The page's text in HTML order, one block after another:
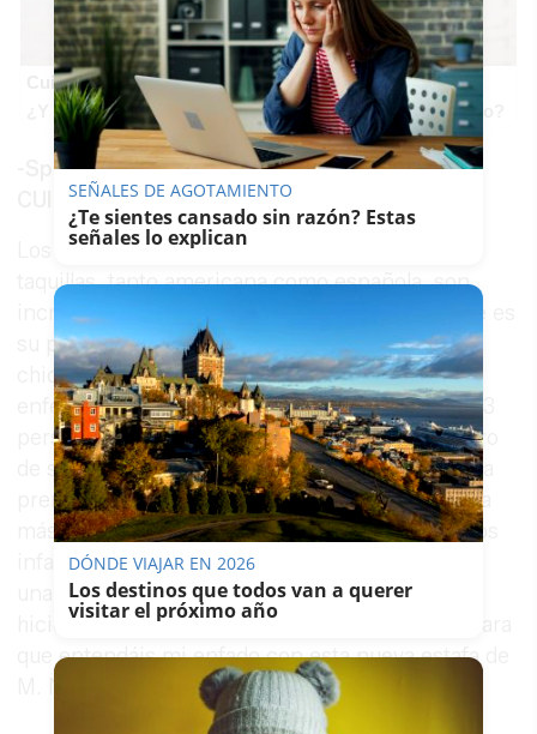
Cuidado con este hábito
¿Y si el problema no fuera el estrés, sino un hábito diario?
-Spoilers con trastornos mentales en la sala.
CUIDADO-
Los números que está haciendo
taquillas, tanto americana como española, son
increíbles y más aún si miramos lo discreto que es
su presupuesto. La historia se centra en tres
chicas que son secuestradas por Kevin, un
enfermo de esquizofrenia que ha desarrollado 23
personalidades y que conviven todas ellas dentro
de su cabeza sin pagar alquiler ni nada. Esa es la
premisa y también toda la película. No hay nada
más. Sólo un desierto de incoherencias, diálogos
infantiles y un desarrollo argumental nefasto de
una hora y 57 minutos de duración que se me
hicieron eternos. Pero vayamos poco a poco, para
que entendáis mi enfado con esta nueva estafa de
M. Night Shyamalan.
SEÑALES DE AGOTAMIENTO
¿Te sientes cansado sin razón? Estas
señales lo explican
DÓNDE VIAJAR EN 2026
Los destinos que todos van a querer
visitar el próximo año